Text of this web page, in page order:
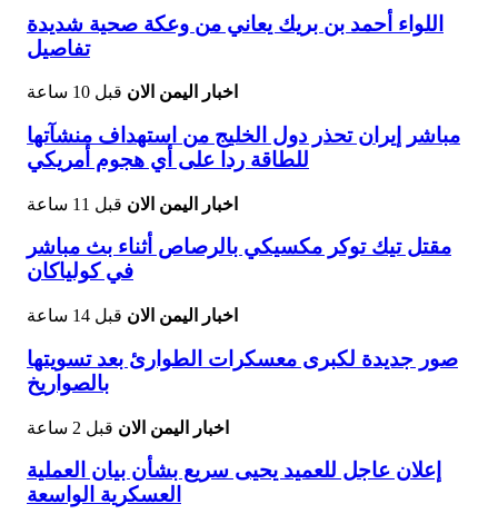
اللواء أحمد بن بريك يعاني من وعكة صحية شديدة
تفاصيل
اخبار اليمن الان قبل 10 ساعة
مباشر إيران تحذر دول الخليج من استهداف منشآتها
للطاقة ردا على أي هجوم أمريكي
اخبار اليمن الان قبل 11 ساعة
مقتل تيك توكر مكسيكي بالرصاص أثناء بث مباشر
في كولياكان
اخبار اليمن الان قبل 14 ساعة
صور جديدة لكبرى معسكرات الطوارئ بعد تسويتها
بالصواريخ
اخبار اليمن الان قبل 2 ساعة
إعلان عاجل للعميد يحيى سريع بشأن بيان العملية
العسكرية الواسعة